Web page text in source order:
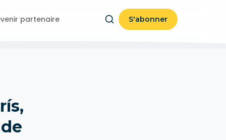
partenaire S'abonner